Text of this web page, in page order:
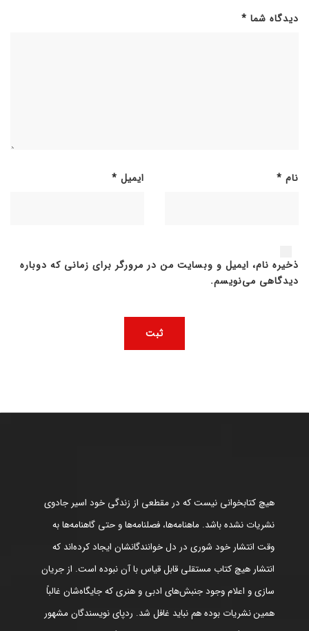
دیدگاه شما *
نام * ایمیل *
ذخیره نام، ایمیل و وبسایت من در مرورگر برای زمانی که دوباره
دیدگاهی می‌نویسم.
هیچ کتابخوانی نیست که در مقطعی از زندگی خود اسیر جادوی
نشریات نشده باشد. ماهنامه‌ها، فصلنامه‌ها و حتی گاهنامه‌ها به
وقت انتشار خود شوری در دل خوانندگانشان ایجاد کرده‌اند که
انتشار هیچ کتاب مستقلی قابل قیاس با آن نبوده است. از جریان
سازی و اعلام وجود جنبش‌های ادبی و هنری که جایگاه‌شان غالباً
همین نشریات بوده هم نباید غافل شد. ردپای نویسندگان مشهور